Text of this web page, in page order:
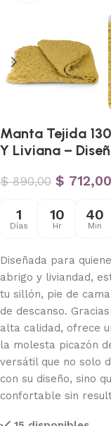
Manta Tejida
Y Liviana –
$890,00 $ 712,00
1
Días
10
Hr
40
Min
Diseñada para
abrigo y liviandad,
tu sillón, pie de
de descanso.
alta calidad, ofrece
la molesta picazón
versátil que no solo
con su diseño, sino
confortable sin